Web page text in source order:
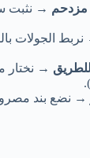
→ نثبت
الجولات
→ نختار
→ نضع بند